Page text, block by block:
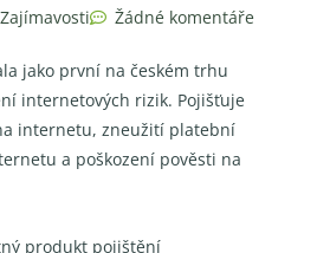
Zajímavosti Žádné komentáře
jako první na českém trhu
internetových rizik. Pojišťuje
internetu, zneužití platební
a poškození pověsti na
produkt pojištění